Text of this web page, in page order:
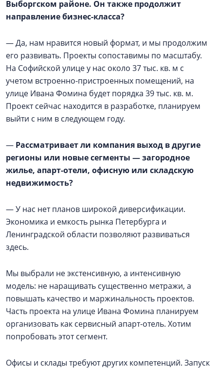
Выборгском районе. Он также продолжит
направление бизнес-класса?
— Да, нам нравится новый формат, и мы продолжим
его развивать. Проекты сопоставимы по масштабу.
На Софийской улице у нас около 37 тыс. кв. м с
учетом встроенно-пристроенных помещений, на
улице Ивана Фомина будет порядка 39 тыс. кв. м.
Проект сейчас находится в разработке, планируем
выйти с ним в следующем году.
— Рассматривает ли компания выход в другие
регионы или новые сегменты — загородное
жилье, апарт-отели, офисную или складскую
недвижимость?
— У нас нет планов широкой диверсификации.
Экономика и емкость рынка Петербурга и
Ленинградской области позволяют развиваться
здесь.
Мы выбрали не экстенсивную, а интенсивную
модель: не наращивать существенно метражи, а
повышать качество и маржинальность проектов.
Часть проекта на улице Ивана Фомина планируем
организовать как сервисный апарт-отель. Хотим
попробовать этот сегмент.
Офисы и склады требуют других компетенций. Запуск